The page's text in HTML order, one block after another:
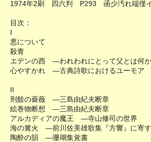
1974年2刷 四六判 P293 函少汚れ端僅
目次：
I
悪について
殺青
エデンの西 ―われわれにとって父とは何か
心やすかれ ―古典詩歌におけるユーモア
II
刑餘の薔薇 ―三島由紀夫断章
絵巻物断想 ―三島由紀夫断章
アルカディアの魔王 ―寺山修司の世界
海の篝火 ―前川佐美雄歌集『方響』に寄す
陶酔の韻 ―珊瑚集覚書